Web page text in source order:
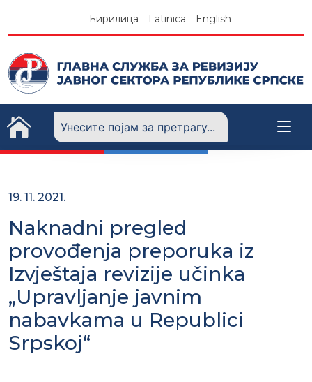
Ћирилица Latinica English
19. 11. 2021.
Naknadni pregled
provođenja preporuka iz
Izvještaja revizije učinka
„Upravljanje javnim
nabavkama u Republici
Srpskoj“